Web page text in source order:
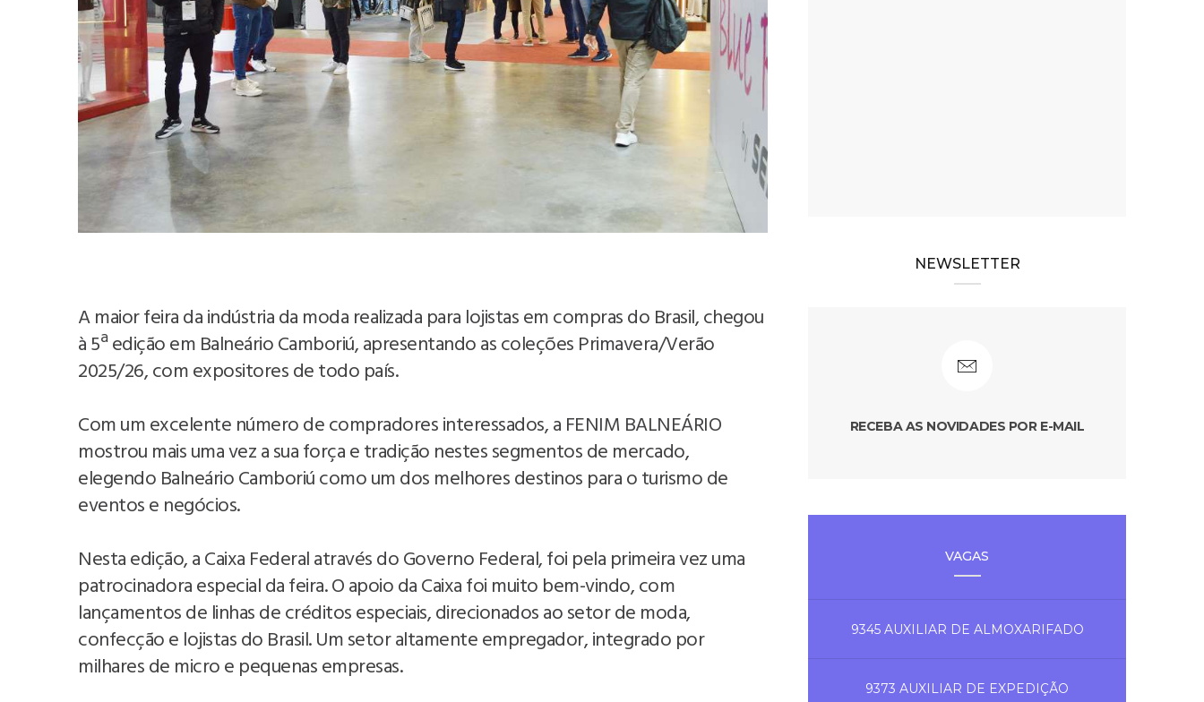
A maior feira da indústria da moda realizada para lojistas em compras do Brasil, chegou
à 5ª edição em Balneário Camboriú, apresentando as coleções Primavera/Verão
2025/26, com expositores de todo país.
Com um excelente número de compradores interessados, a FENIM BALNEÁRIO
mostrou mais uma vez a sua força e tradição nestes segmentos de mercado,
elegendo Balneário Camboriú como um dos melhores destinos para o turismo de
eventos e negócios.
Nesta edição, a Caixa Federal através do Governo Federal, foi pela primeira vez uma
patrocinadora especial da feira. O apoio da Caixa foi muito bem-vindo, com
lançamentos de linhas de créditos especiais, direcionados ao setor de moda,
confecção e lojistas do Brasil. Um setor altamente empregador, integrado por
milhares de micro e pequenas empresas.
NEWSLETTER
VAGAS